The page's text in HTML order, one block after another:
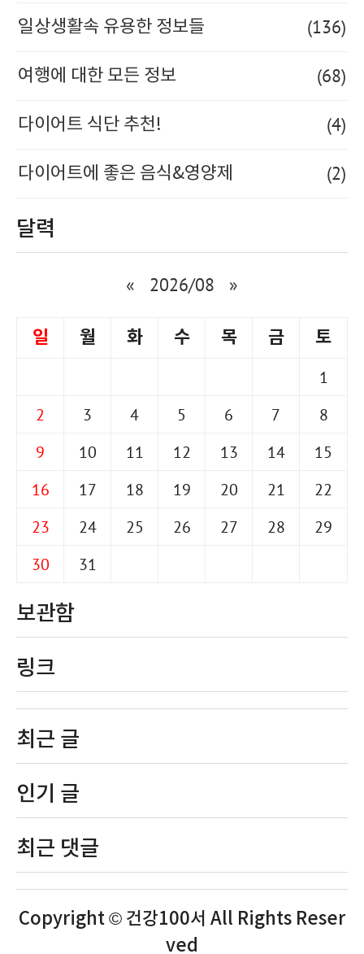
일상생활속 유용한 정보들 (136)
여행에 대한 모든 정보 (68)
다이어트 식단 추천! (4)
다이어트에 좋은 음식&영양제 (2)
달력
« 2026/08 »
일 월 화 수 목 금 토
1
2
3 4 5 6 7
8
9
10 11 12 13 14
15
16
17 18 19 20 21
22
23
24 25 26 27 28
29
30
31
보관함
링크
최근 글
인기 글
최근 댓글
Copyright © 건강100서 All Rights Reser
ved